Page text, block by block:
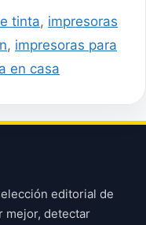
tinta, impresoras
, impresoras para
en casa
editorial de
mejor, detectar